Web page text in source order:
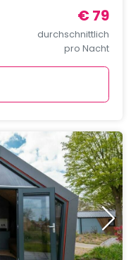
€ 79
durchschnittlich
pro Nacht